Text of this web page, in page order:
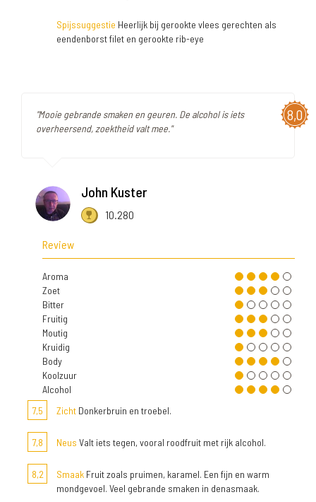
Spijssuggestie Heerlijk bij gerookte vlees gerechten als
eendenborst filet en gerookte rib-eye
8,0
"Mooie gebrande smaken en geuren. De alcohol is iets
overheersend, zoektheid valt mee."
John Kuster
10.280
Review
Aroma
Zoet
Bitter
Fruitig
Moutig
Kruidig
Body
Koolzuur
Alcohol
7,5
Zicht Donkerbruin en troebel.
7,8 Neus Valt iets tegen, vooral roodfruit met rijk alcohol.
8,2 Smaak Fruit zoals pruimen, karamel. Een fijn en warm
mondgevoel. Veel gebrande smaken in denasmaak.